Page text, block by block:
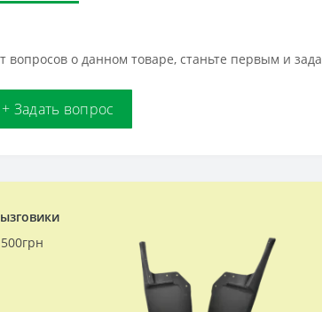
вопросов о данном товаре, станьте первым и
+ Задать вопрос